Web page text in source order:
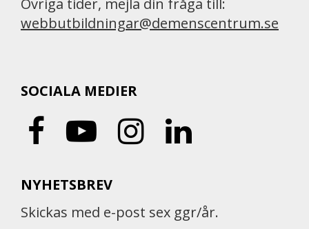
Övriga tider, mejla din fråga till:
webbutbildningar@demenscentrum.se
SOCIALA MEDIER
NYHETSBREV
Skickas med e-post sex ggr/år.